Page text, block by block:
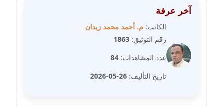
مدونة كنوز صلاح
مدونة كيندا فائز
عاملة
مدونة ليلى سرحان
آخر عرفة
الكاتب: م. أحمد محمد زيدان
رقم التوثيق: 1863
عدد المشاهدات: 84
تاريخ التأليف: 26-05-2026